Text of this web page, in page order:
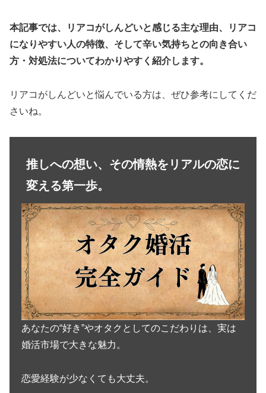
本記事では、リアコがしんどいと感じる主な理由、リアコ
になりやすい人の特徴、そして辛い気持ちとの向き合い
方・対処法についてわかりやすく紹介します。
リアコがしんどいと悩んでいる方は、ぜひ参考にしてくだ
さいね。
推しへの想い、その情熱をリアルの恋に
変える第一歩。
あなたの“好き”やオタクとしてのこだわりは、実は
婚活市場で大きな魅力。
恋愛経験が少なくても大丈夫。